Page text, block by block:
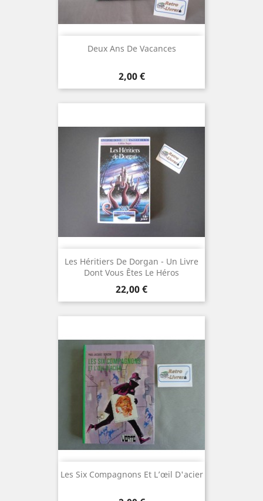
Deux Ans De Vacances
Prix
2,00 €
Les Héritiers De Dorgan - Un Livre
Dont Vous Êtes Le Héros
Prix
22,00 €
Les Six Compagnons Et L’œil D'acier